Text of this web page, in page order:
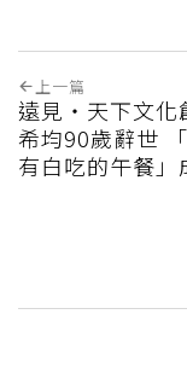
上一篇
遠見‧天下文化
希均90歲辭世
有白吃的午餐」